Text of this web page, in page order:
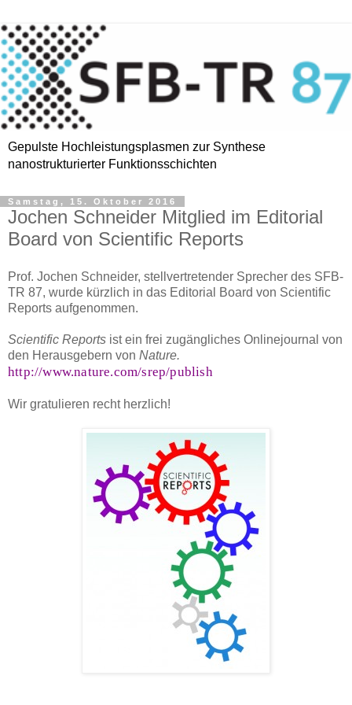
Gepulste Hochleistungsplasmen zur Synthese
nanostrukturierter Funktionsschichten
Samstag, 15. Oktober 2016
Jochen Schneider Mitglied im Editorial
Board von Scientific Reports
Prof. Jochen Schneider, stellvertretender Sprecher des SFB-
TR 87, wurde kürzlich in das Editorial Board von Scientific
Reports aufgenommen.
Scientific Reports ist ein frei zugängliches Onlinejournal von
den Herausgebern von Nature.
http://www.nature.com/srep/publish
Wir gratulieren recht herzlich!